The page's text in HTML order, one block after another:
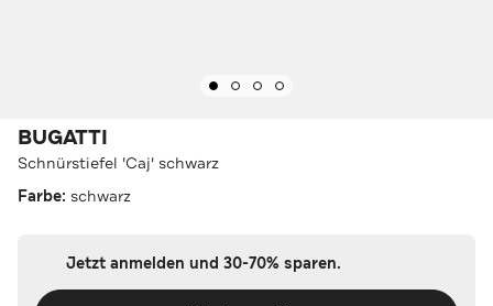
BUGATTI
Schnürstiefel 'Caj' schwarz
Farbe: schwarz
Jetzt anmelden und 30-70% sparen.